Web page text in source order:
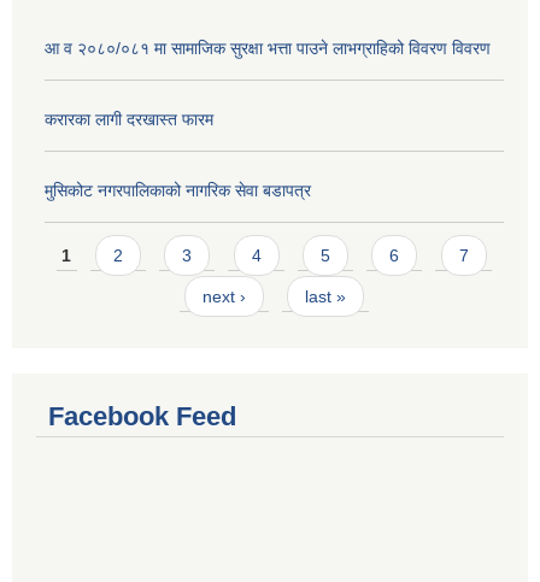
आ व २०८०/०८१ मा सामाजिक सुरक्षा भत्ता पाउने लाभग्राहिको विवरण विवरण
करारका लागी दरखास्त फारम
मुसिकोट नगरपालिकाको नागरिक सेवा बडापत्र
Pages
1 2 3 4 5 6 7
next › last »
Facebook Feed